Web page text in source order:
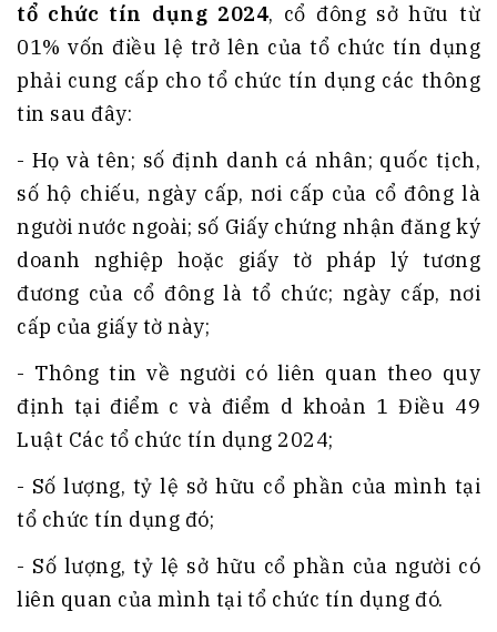
tổ chức tín dụng 2024, cổ đông sở hữu từ
01% vốn điều lệ trở lên của tổ chức tín dụng
phải cung cấp cho tổ chức tín dụng các thông
tin sau đây:
- Họ và tên; số định danh cá nhân; quốc tịch,
số hộ chiếu, ngày cấp, nơi cấp của cổ đông là
người nước ngoài; số Giấy chứng nhận đăng ký
doanh nghiệp hoặc giấy tờ pháp lý tương
đương của cổ đông là tổ chức; ngày cấp, nơi
cấp của giấy tờ này;
- Thông tin về người có liên quan theo quy
định tại điểm c và điểm d khoản 1 Điều 49
Luật Các tổ chức tín dụng 2024;
- Số lượng, tỷ lệ sở hữu cổ phần của mình tại
tổ chức tín dụng đó;
- Số lượng, tỷ lệ sở hữu cổ phần của người có
liên quan của mình tại tổ chức tín dụng đó.